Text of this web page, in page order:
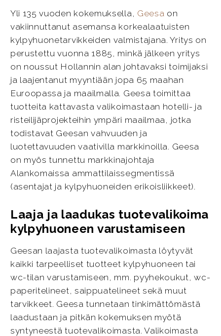
Yli 135 vuoden kokemuksella, Geesa on
vakiinnuttanut asemansa korkealaatuisten
kylpyhuonetarvikkeiden valmistajana. Yritys on
perustettu vuonna 1885, minkä jälkeen yritys
on noussut Hollannin alan johtavaksi toimijaksi
ja laajentanut myyntiään jopa 65 maahan
Euroopassa ja maailmalla. Geesa toimittaa
tuotteita kattavasta valikoimastaan hotelli- ja
risteilijäprojekteihin ympäri maailmaa, jotka
todistavat Geesan vahvuuden ja
luotettavuuden vaativilla markkinoilla. Geesa
on myös tunnettu markkinajohtaja
Alankomaissa ammattilaissegmentissä
(asentajat ja kylpyhuoneiden erikoisliikkeet).
Laaja ja laadukas tuotevalikoima
kylpyhuoneen varustamiseen
Geesan laajasta tuotevalikoimasta löytyvät
kaikki tarpeelliset tuotteet kylpyhuoneen tai
wc-tilan varustamiseen, mm. pyyhekoukut, wc-
paperitelineet, saippuatelineet sekä muut
tarvikkeet. Geesa tunnetaan tinkimättömästä
laadustaan ja pitkän kokemuksen myötä
syntyneestä tuotevalikoimasta. Valikoimasta